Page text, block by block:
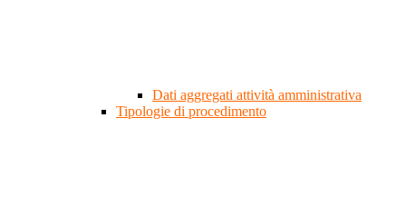
Dati aggregati attività amministrativa
Tipologie di procedimento